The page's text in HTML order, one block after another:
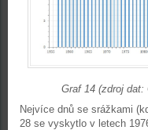
Graf 14 (zdroj
Nejvíce dnů se srážkami
28 se vyskytlo v letech